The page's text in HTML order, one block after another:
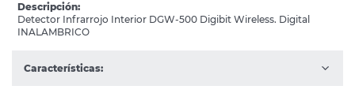
Descripción:
Detector Infrarrojo Interior DGW-500 Digibit Wireless. Digital
INALAMBRICO
Características: